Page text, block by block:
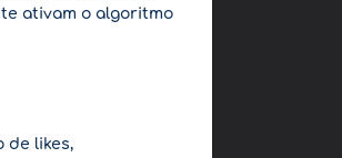
ativam o algoritmo
de likes,